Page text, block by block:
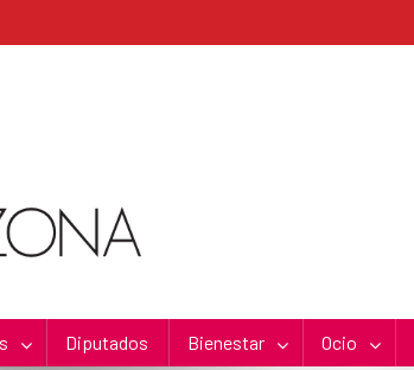
Diputados Bienestar Ocio